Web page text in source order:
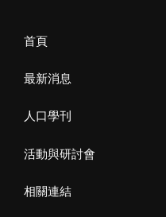
首頁
最新消息
人口學刊
活動與研討會
相關連結